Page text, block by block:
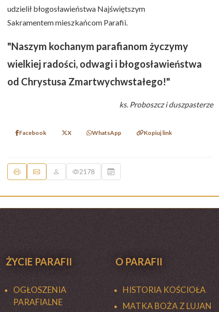
udzielił błogosławieństwa Najświętszym
Sakramentem mieszkańcom Parafii.
"Naszym kochanym parafianom życzymy
wielkiej radości, odwagi i błogosławieństwa
od Chrystusa Zmartwychwstałego!"
ks. Proboszcz i duszpasterze
Facebook X WhatsApp Kopiuj link
2178
ŻYCIE PARAFII
OGŁOSZENIA
PARAFIALNE
O PARAFII
HISTORIA KOŚCIOŁA
MATKA BOŻA Z LUJAN